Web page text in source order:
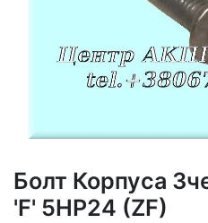
Болт Корпуса
'F' 5HP24 (ZF)